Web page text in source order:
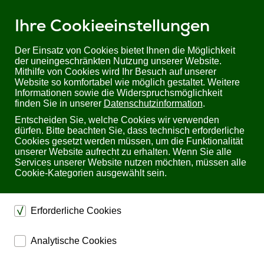
Ihre Cookieeinstellungen
Der Einsatz von Cookies bietet Ihnen die Möglichkeit
der uneingeschränkten Nutzung unserer Website.
Mithilfe von Cookies wird Ihr Besuch auf unserer
Website so komfortabel wie möglich gestaltet. Weitere
Informationen sowie die Widerspruchsmöglichkeit
finden Sie in unserer Datenschutzinformation.
Entscheiden Sie, welche Cookies wir verwenden
dürfen. Bitte beachten Sie, dass technisch erforderliche
Cookies gesetzt werden müssen, um die Funktionalität
unserer Website aufrecht zu erhalten. Wenn Sie alle
Services unserer Website nutzen möchten, müssen alle
Cookie-Kategorien ausgewählt sein.
Erforderliche Cookies
dienen dem technischen einwandfreien Betrieb unserer
Website.
Analytische Cookies
Sie befinden sich hier:Startseite
Produkte
Industrial/ Schaltschrankbau
Relaistechnik
Überwachungsrelais
Spannungsüberwachungsrelais: SUW-14 von Relmatic
Spannungsüberwachungsrelais: SUW-14 von
Relmatic